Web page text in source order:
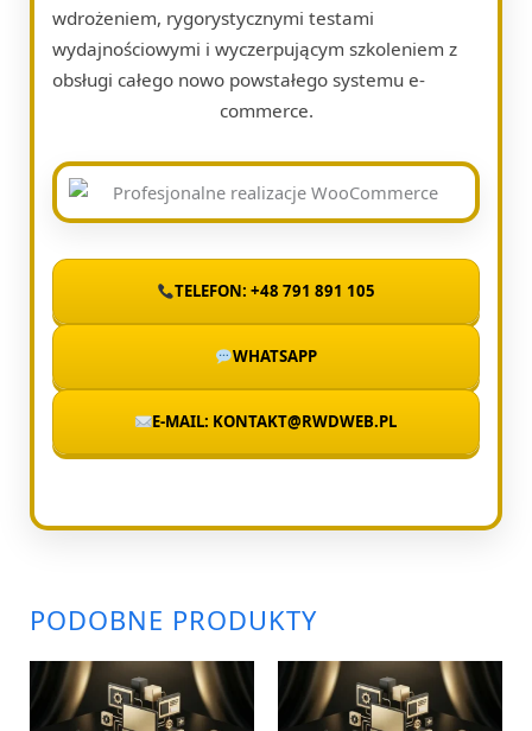
wdrożeniem, rygorystycznymi testami
wydajnościowymi i wyczerpującym szkoleniem z
obsługi całego nowo powstałego systemu e-
commerce.
TELEFON: +48 791 891 105
WHATSAPP
E-MAIL: KONTAKT@RWDWEB.PL
PODOBNE PRODUKTY